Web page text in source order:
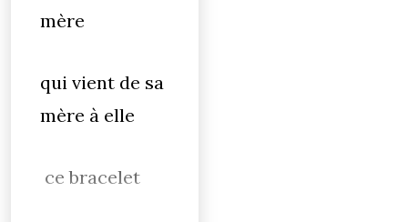
mère
qui vient de sa
mère à elle
ce bracelet